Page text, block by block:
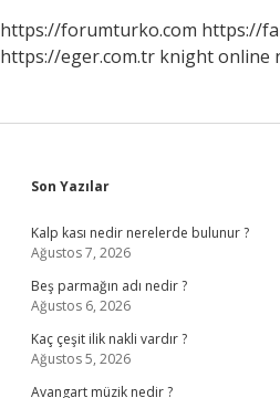
https://forumturko.com https://
https://eger.com.tr knight online
Sidebar
Son Yazılar
Kalp kası nedir nerelerde bulunur ?
Ağustos 7, 2026
Beş parmağın adı nedir ?
Ağustos 6, 2026
Kaç çeşit ilik nakli vardır ?
Ağustos 5, 2026
Avangart müzik nedir ?